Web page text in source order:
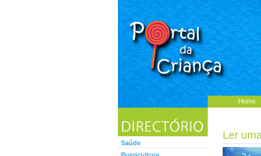
Home
Saúde
Ler